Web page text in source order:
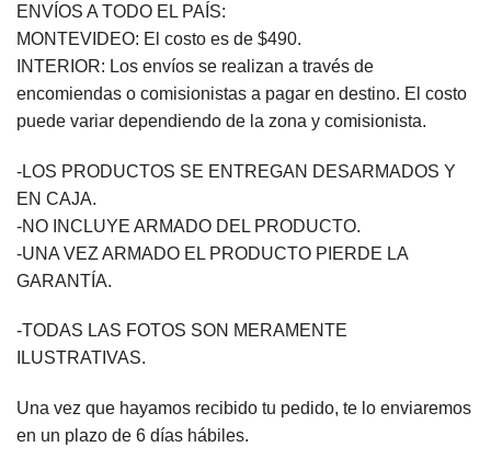
ENVÍOS A TODO EL PAÍS:
MONTEVIDEO: El costo es de $490.
INTERIOR: Los envíos se realizan a través de
encomiendas o comisionistas a pagar en destino. El costo
puede variar dependiendo de la zona y comisionista.
-LOS PRODUCTOS SE ENTREGAN DESARMADOS Y
EN CAJA.
-NO INCLUYE ARMADO DEL PRODUCTO.
-UNA VEZ ARMADO EL PRODUCTO PIERDE LA
GARANTÍA.
-TODAS LAS FOTOS SON MERAMENTE
ILUSTRATIVAS.
Una vez que hayamos recibido tu pedido, te lo enviaremos
en un plazo de 6 días hábiles.